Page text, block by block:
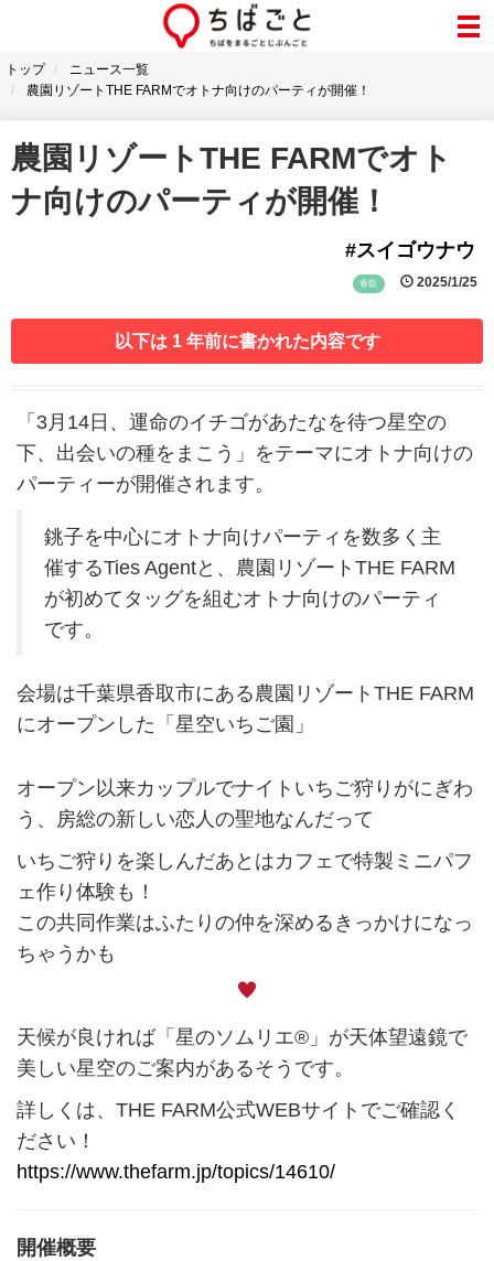
トップ
ニュース一覧
農園リゾートTHE FARMでオトナ向けのパーティが開催！
農園リゾートTHE FARMでオト
ナ向けのパーティが開催！
#スイゴウナウ
香取 2025/1/25
以下は 1 年前に書かれた内容です
「3月14日、運命のイチゴがあたなを待つ星空の
下、出会いの種をまこう」をテーマにオトナ向けの
パーティーが開催されます。
銚子を中心にオトナ向けパーティを数多く主
催するTies Agentと、農園リゾートTHE FARM
が初めてタッグを組むオトナ向けのパーティ
です。
会場は千葉県香取市にある農園リゾートTHE FARM
にオープンした「星空いちご園」
オープン以来カップルでナイトいちご狩りがにぎわ
う、房総の新しい恋人の聖地なんだって
いちご狩りを楽しんだあとはカフェで特製ミニパフ
ェ作り体験も！
この共同作業はふたりの仲を深めるきっかけになっ
ちゃうかも
天候が良ければ「星のソムリエ®」が天体望遠鏡で
美しい星空のご案内があるそうです。
詳しくは、THE FARM公式WEBサイトでご確認く
ださい！
https://www.thefarm.jp/topics/14610/
開催概要